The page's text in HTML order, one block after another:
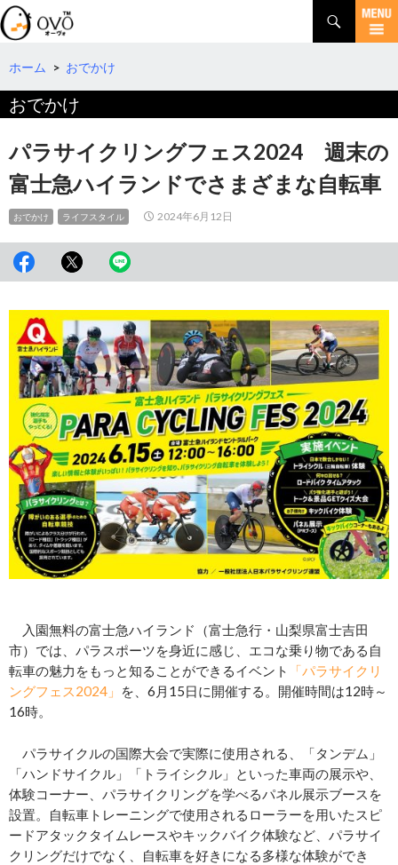
検
索
コ
テ
ツ
へ
動
ホーム > おでかけ
おでかけ
パラサイクリングフェス2024 週末の
富士急ハイランドでさまざまな自転車
おでかけ ライフスタイル 2024年6月12日
入園無料の富士急ハイランド（富士急行・山梨県富士吉田
市）では、パラスポーツを身近に感じ、エコな乗り物である自
転車の魅力をもっと知ることができるイベント
「パラサイクリ
ングフェス2024」
を、6月15日に開催する。開催時間は12時～
16時。
パラサイクルの国際大会で実際に使用される、「タンデム」
「ハンドサイクル」「トライシクル」といった車両の展示や、
体験コーナー、パラサイクリングを学べるパネル展示ブースを
設置。自転車トレーニングで使用されるローラーを用いたスピ
ードアタックタイムレースやキックバイク体験など、パラサイ
クリングだけでなく、自転車を好きになる多様な体験ができ